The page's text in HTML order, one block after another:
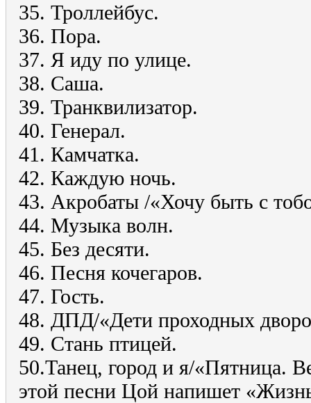
35. Троллейбус.
36. Пора.
37. Я иду по улице.
38. Саша.
39. Транквилизатор.
40. Генерал.
41. Камчатка.
42. Каждую ночь.
43. Акробаты /«Хочу быть с
44. Музыка волн.
45. Без десяти.
46. Песня кочегаров.
47. Гость.
48. ДПД/«Дети проходных
49. Стань птицей.
50.Танец, город и я/«Пятница.
этой песни Цой напишет